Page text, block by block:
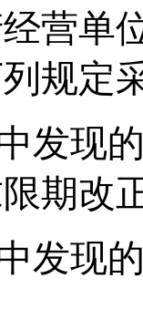
营单
规定
发现
期改
发现